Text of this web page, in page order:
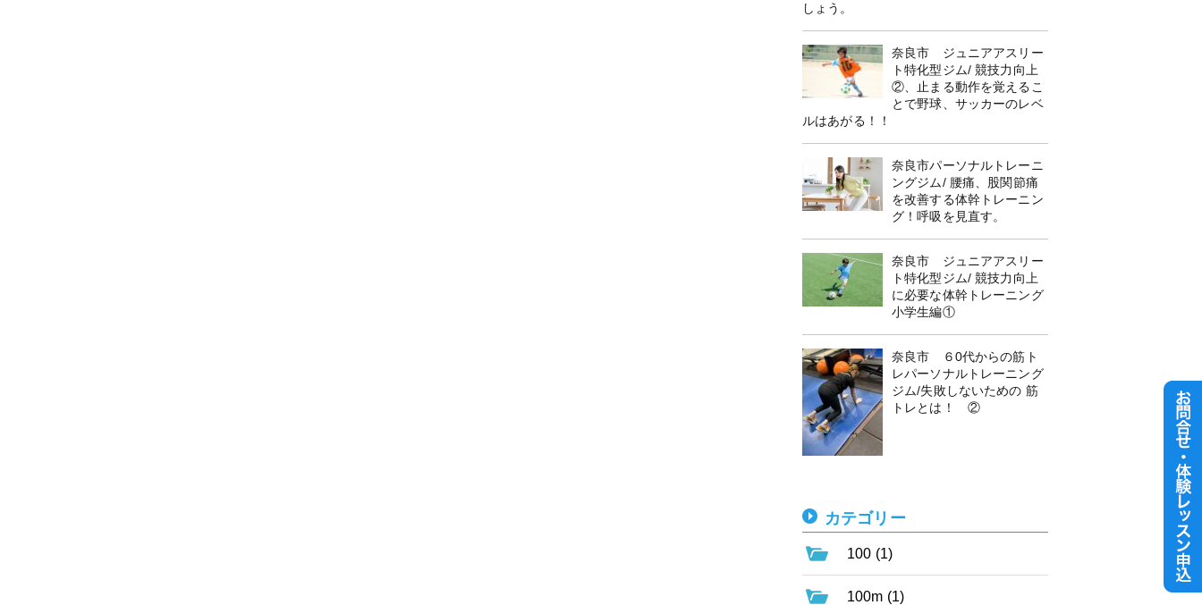
しょう。
奈良市 ジュニアアスリー
ト特化型ジム/ 競技力向上
②、止まる動作を覚えるこ
とで野球、サッカーのレベ
ルはあがる！！
奈良市パーソナルトレーニ
ングジム/ 腰痛、股関節痛
を改善する体幹トレーニン
グ！呼吸を見直す。
奈良市 ジュニアアスリー
ト特化型ジム/ 競技力向上
に必要な体幹トレーニング
小学生編①
奈良市 ６0代からの筋ト
レパーソナルトレーニング
ジム/失敗しないための 筋
トレとは！ ②
カテゴリー
100 (1)
100m (1)